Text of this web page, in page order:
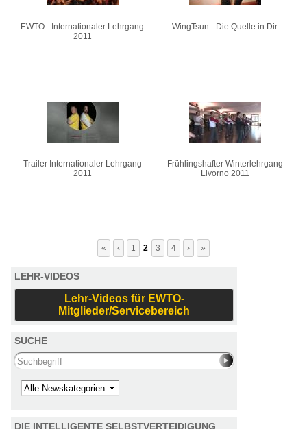
EWTO - Internationaler Lehrgang
2011
WingTsun - Die Quelle in Dir
Trailer Internationaler Lehrgang
2011
Frühlingshafter Winterlehrgang
Livorno 2011
« ‹ 1 2 3 4 › »
LEHR-VIDEOS
Lehr-Videos für EWTO-
Mitglieder/Servicebereich
SUCHE
Search this site
Kategorie
DIE INTELLIGENTE SELBSTVERTEIDIGUNG